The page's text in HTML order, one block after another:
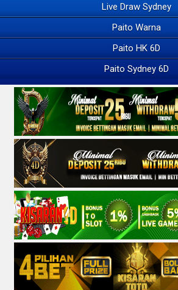
Live Draw Sydney
Paito Warna
Paito HK 6D
Paito Sydney 6D